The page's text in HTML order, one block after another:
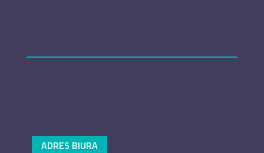
ADRES BIURA